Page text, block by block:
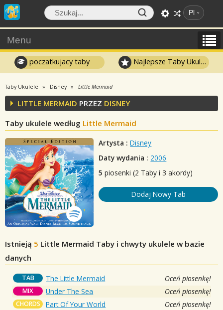
Pl
Menu
poczatkujacy taby Najlepsze Taby Ukulele
Taby Ukulele Disney Little Mermaid
LITTLE MERMAID PRZEZ DISNEY
Taby ukulele według Little Mermaid
Artysta : Disney
Daty wydania : 2006
5 piosenki (2 Taby i 3 akordy)
Dodaj Nowy Tab
Istnieją 5 Little Mermaid Taby i chwyty ukulele w bazie
danych
TAB The Little Mermaid Oceń piosenkę!
MIX Under The Sea Oceń piosenkę!
CHORDS Part Of Your World Oceń piosenkę!